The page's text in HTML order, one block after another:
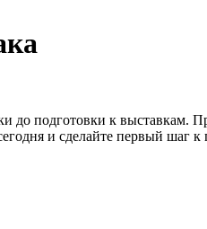
до подготовки к
и сделайте первый